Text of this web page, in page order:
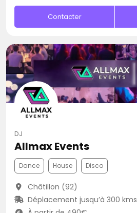
Contacter
DJ
Allmax Events
Dance House Disco
Châtillon (92)
Déplacement jusqu’à 300 kms